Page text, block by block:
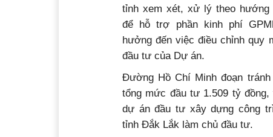
tỉnh Đắk Lắk báo cáo Ban
tỉnh xem xét, xử lý theo hướng
để hỗ trợ phần kinh phí
hưởng đến việc điều chỉnh quy
đầu tư của Dự án.
Đường Hồ Chí Minh đoạn
tổng mức đầu tư 1.509 tỷ
dự án đầu tư xây dựng công